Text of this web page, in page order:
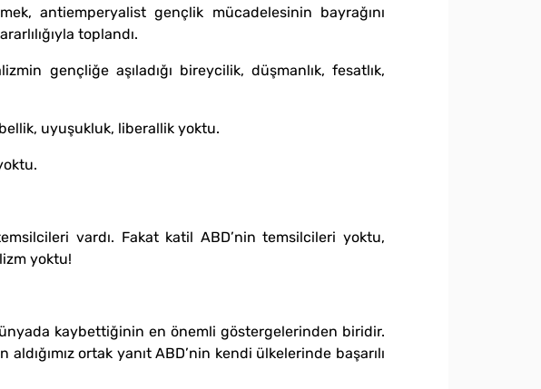
antiemperyalist gençlik mücadelesinin bayrağını
toplandı.
gençliğe aşıladığı bireycilik, düşmanlık, fesatlık,
uyuşukluk, liberallik yoktu.
vardı. Fakat katil ABD’nin temsilcileri yoktu,
yoktu!
kaybettiğinin en önemli göstergelerinden biridir.
ortak yanıt ABD’nin kendi ülkelerinde başarılı